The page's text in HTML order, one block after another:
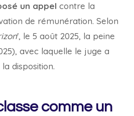
un appel contre la
de rémunération. Selon
', le 5 août 2025, la peine
avec laquelle le juge a
disposition.
comme un